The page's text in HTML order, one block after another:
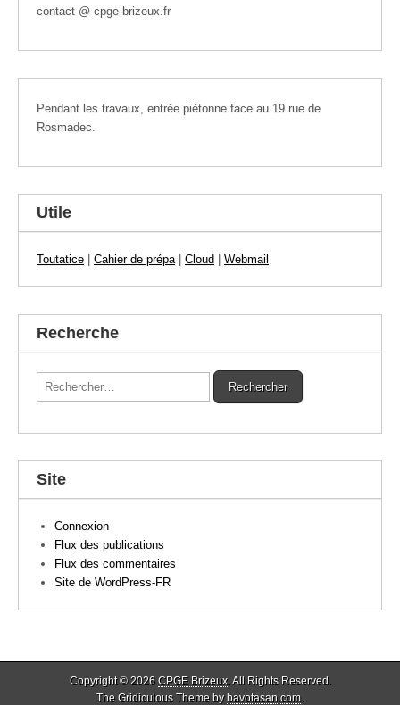
contact @ cpge-brizeux.fr
Pendant les travaux, entrée piétonne face au 19 rue de
Rosmadec.
Utile
Toutatice | Cahier de prépa | Cloud | Webmail
Recherche
Site
Connexion
Flux des publications
Flux des commentaires
Site de WordPress-FR
Copyright © 2026 CPGE Brizeux. All Rights Reserved.
The Gridiculous Theme by bavotasan.com